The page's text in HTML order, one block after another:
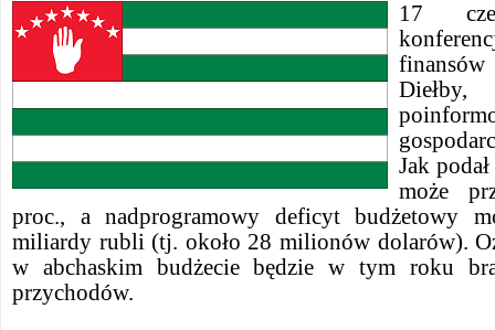
17
Jak
może
proc., a nadprogramowy deficyt budżetowy
miliardy rubli (tj. około 28 milionów dolarów).
w abchaskim budżecie będzie w tym roku
przychodów.